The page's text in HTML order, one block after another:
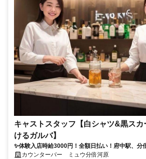
キャストスタッフ【白シャツ&黒ス
けるガルバ】
✨体験入店時給3000円！全額日払い！府中駅、分
が徒歩圏内！！
カウンターバー ミュウ分倍河原